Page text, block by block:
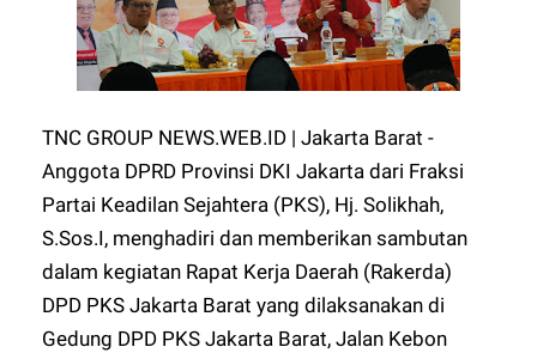
TNC GROUP NEWS.WEB.ID | Jakarta Barat -
Anggota DPRD Provinsi DKI Jakarta dari Fraksi
Partai Keadilan Sejahtera (PKS), Hj. Solikhah,
S.Sos.I, menghadiri dan memberikan sambutan
dalam kegiatan Rapat Kerja Daerah (Rakerda)
DPD PKS Jakarta Barat yang dilaksanakan di
Gedung DPD PKS Jakarta Barat, Jalan Kebon